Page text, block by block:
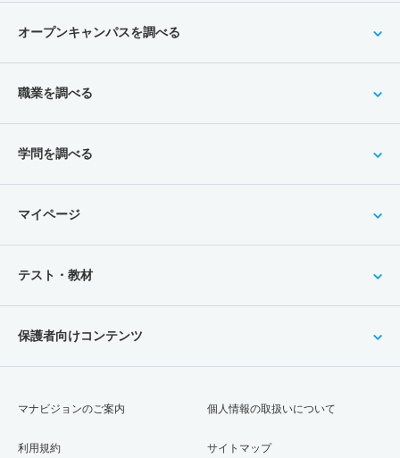
オープンキャンパスを調べる
職業を調べる
学問を調べる
マイページ
テスト・教材
保護者向けコンテンツ
マナビジョンのご案内
利用規約
個人情報の取扱いについて
サイトマップ